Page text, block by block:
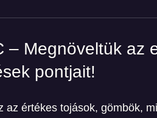
– Megnöveltük az
pontjait!
az értékes tojások, gömbök,